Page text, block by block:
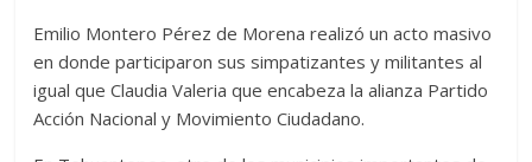
Emilio Montero Pérez de Morena realizó un acto masivo
en donde participaron sus simpatizantes y militantes al
igual que Claudia Valeria que encabeza la alianza Partido
Acción Nacional y Movimiento Ciudadano.